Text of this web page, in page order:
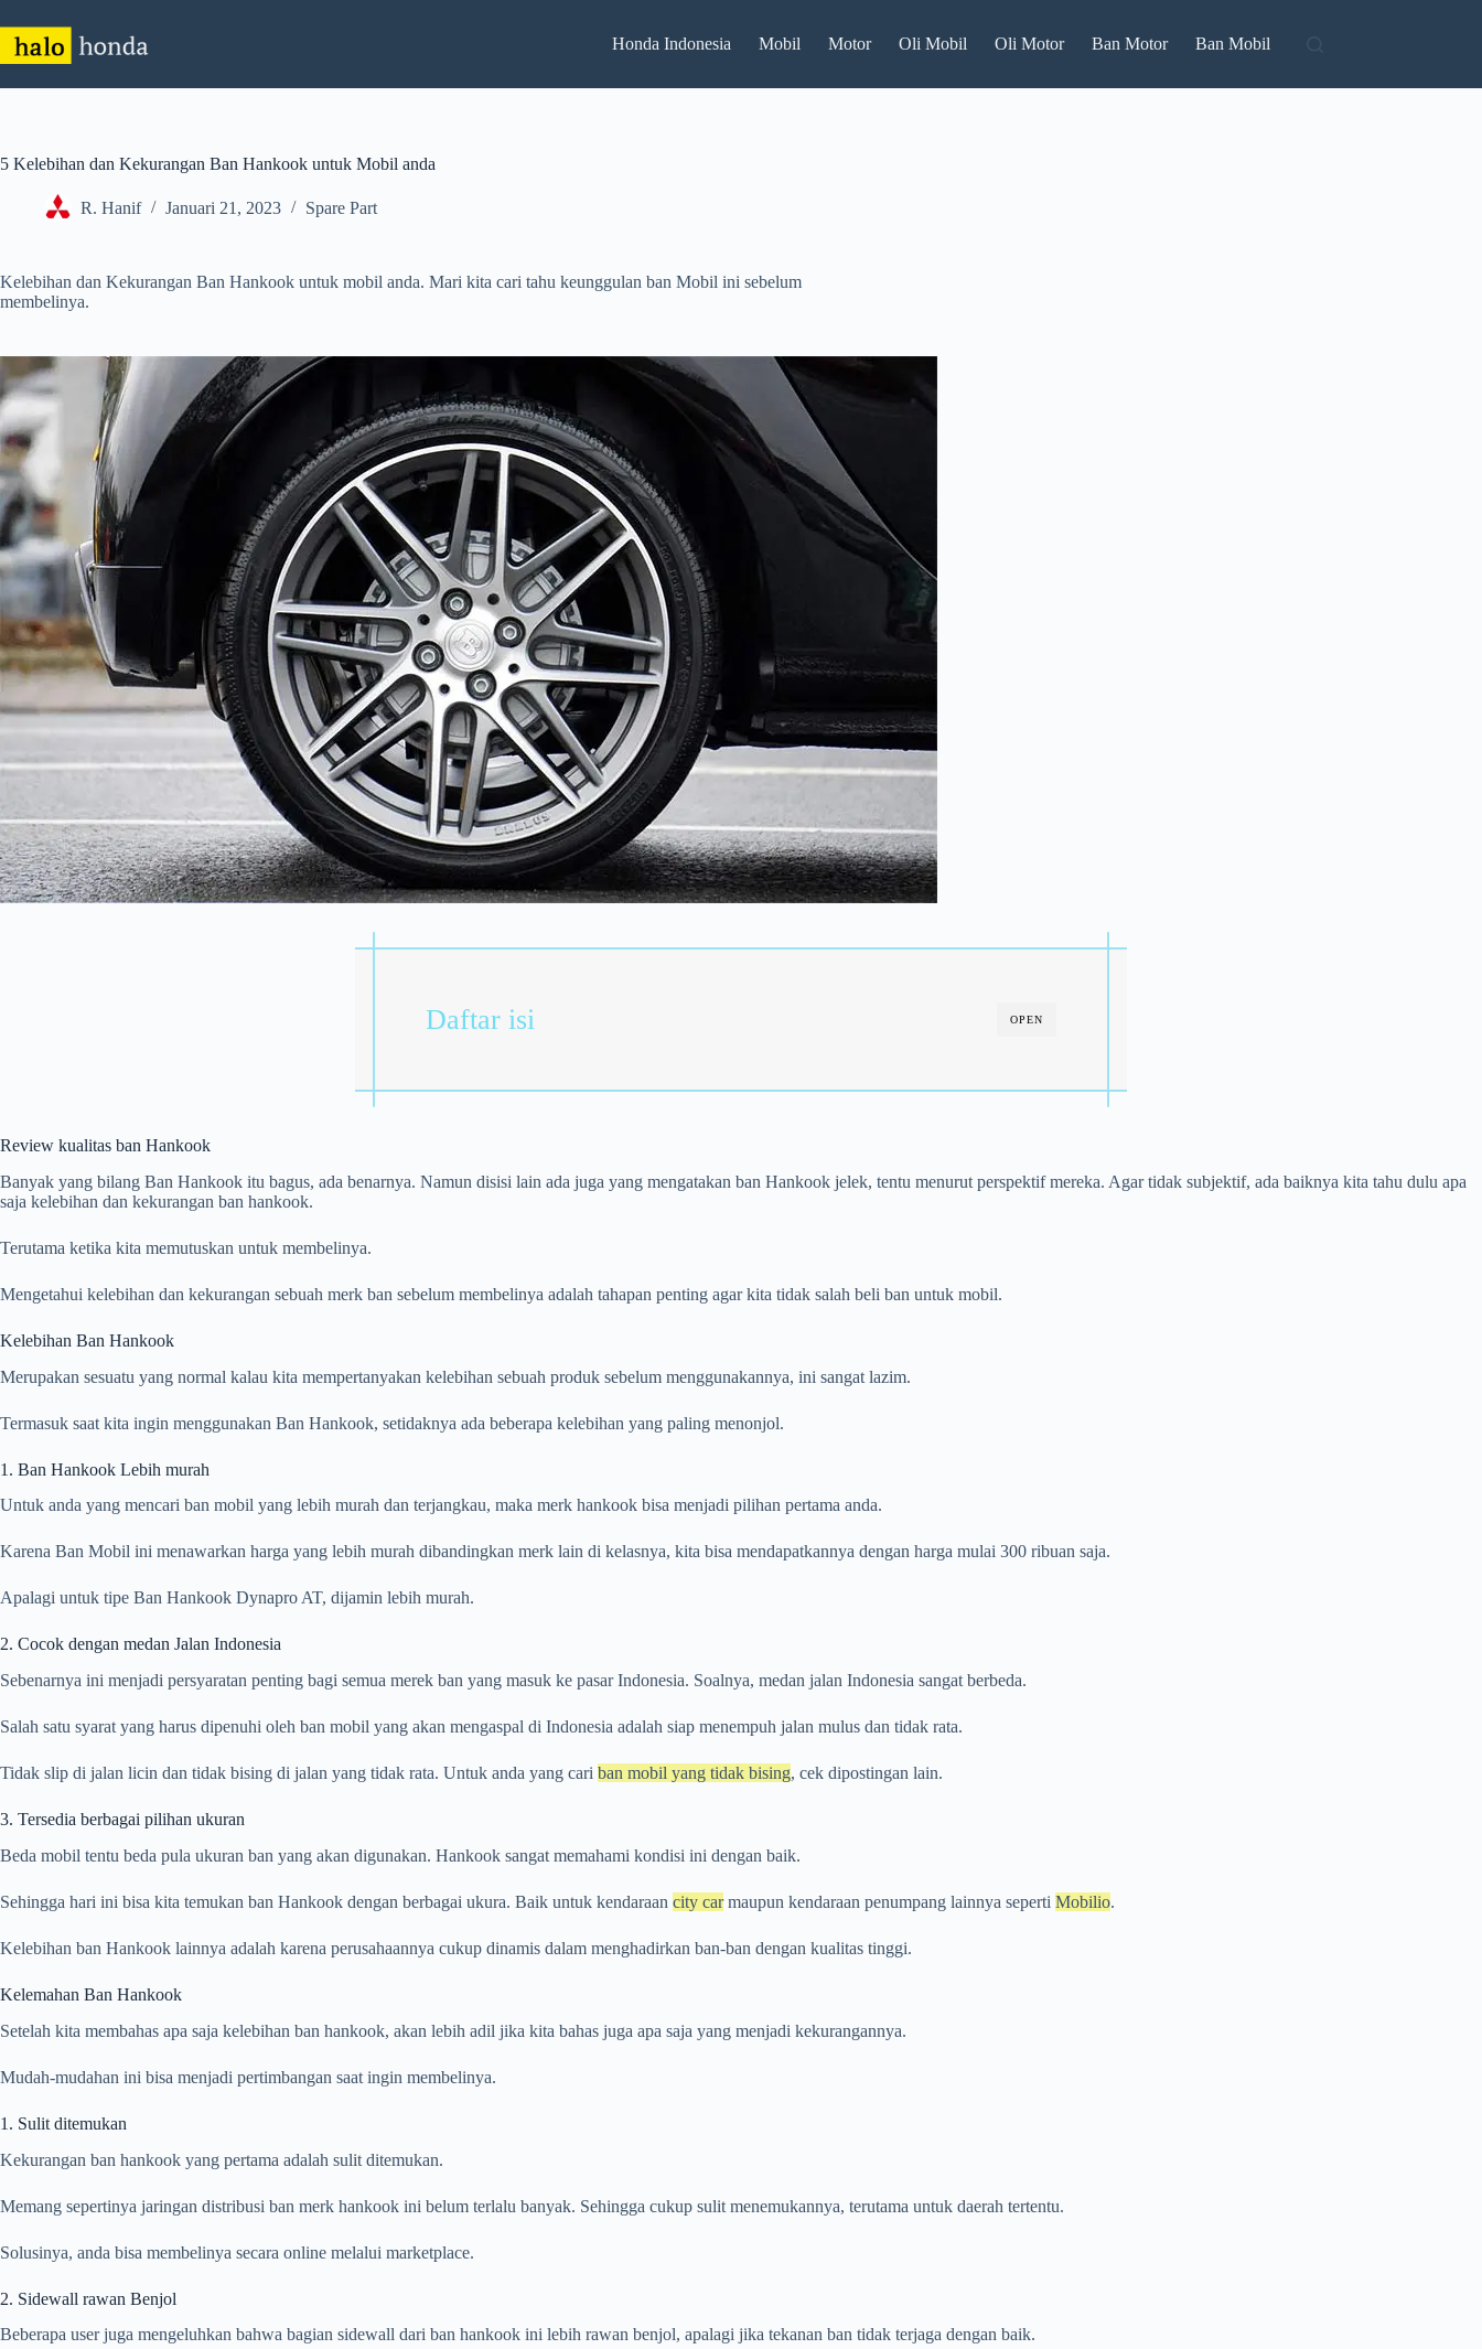
to
content
Honda Indonesia Mobil Motor Oli Mobil Oli Motor Ban Motor Ban Mobil
5 Kelebihan dan Kekurangan Ban Hankook untuk Mobil anda
R. Hanif Januari 21, 2023 Spare Part
Kelebihan dan Kekurangan Ban Hankook untuk mobil anda. Mari kita cari tahu keunggulan ban Mobil ini sebelum
membelinya.
OPEN
Daftar isi
Review kualitas ban Hankook
Banyak yang bilang Ban Hankook itu bagus, ada benarnya. Namun disisi lain ada juga yang mengatakan ban Hankook jelek, tentu menurut perspektif mereka. Agar tidak subjektif, ada baiknya kita tahu dulu apa
saja kelebihan dan kekurangan ban hankook.
Terutama ketika kita memutuskan untuk membelinya.
Mengetahui kelebihan dan kekurangan sebuah merk ban sebelum membelinya adalah tahapan penting agar kita tidak salah beli ban untuk mobil.
Kelebihan Ban Hankook
Merupakan sesuatu yang normal kalau kita mempertanyakan kelebihan sebuah produk sebelum menggunakannya, ini sangat lazim.
Termasuk saat kita ingin menggunakan Ban Hankook, setidaknya ada beberapa kelebihan yang paling menonjol.
1. Ban Hankook Lebih murah
Untuk anda yang mencari ban mobil yang lebih murah dan terjangkau, maka merk hankook bisa menjadi pilihan pertama anda.
Karena Ban Mobil ini menawarkan harga yang lebih murah dibandingkan merk lain di kelasnya, kita bisa mendapatkannya dengan harga mulai 300 ribuan saja.
Apalagi untuk tipe Ban Hankook Dynapro AT, dijamin lebih murah.
2. Cocok dengan medan Jalan Indonesia
Sebenarnya ini menjadi persyaratan penting bagi semua merek ban yang masuk ke pasar Indonesia. Soalnya, medan jalan Indonesia sangat berbeda.
Salah satu syarat yang harus dipenuhi oleh ban mobil yang akan mengaspal di Indonesia adalah siap menempuh jalan mulus dan tidak rata.
Tidak slip di jalan licin dan tidak bising di jalan yang tidak rata. Untuk anda yang cari ban mobil yang tidak bising, cek dipostingan lain.
3. Tersedia berbagai pilihan ukuran
Beda mobil tentu beda pula ukuran ban yang akan digunakan. Hankook sangat memahami kondisi ini dengan baik.
Sehingga hari ini bisa kita temukan ban Hankook dengan berbagai ukura. Baik untuk kendaraan city carmaupun kendaraan penumpang lainnya seperti Mobilio.
Kelebihan ban Hankook lainnya adalah karena perusahaannya cukup dinamis dalam menghadirkan ban-ban dengan kualitas tinggi.
Kelemahan Ban Hankook
Setelah kita membahas apa saja kelebihan ban hankook, akan lebih adil jika kita bahas juga apa saja yang menjadi kekurangannya.
Mudah-mudahan ini bisa menjadi pertimbangan saat ingin membelinya.
1. Sulit ditemukan
Kekurangan ban hankook yang pertama adalah sulit ditemukan.
Memang sepertinya jaringan distribusi ban merk hankook ini belum terlalu banyak. Sehingga cukup sulit menemukannya, terutama untuk daerah tertentu.
Solusinya, anda bisa membelinya secara online melalui marketplace.
2. Sidewall rawan Benjol
Beberapa user juga mengeluhkan bahwa bagian sidewall dari ban hankook ini lebih rawan benjol, apalagi jika tekanan ban tidak terjaga dengan baik.